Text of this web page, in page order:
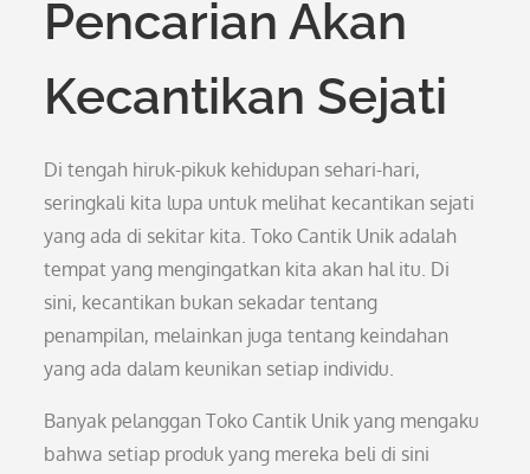
Pencarian Akan
Kecantikan Sejati
Di tengah hiruk-pikuk kehidupan sehari-hari,
seringkali kita lupa untuk melihat kecantikan sejati
yang ada di sekitar kita. Toko Cantik Unik adalah
tempat yang mengingatkan kita akan hal itu. Di
sini, kecantikan bukan sekadar tentang
penampilan, melainkan juga tentang keindahan
yang ada dalam keunikan setiap individu.
Banyak pelanggan Toko Cantik Unik yang mengaku
bahwa setiap produk yang mereka beli di sini